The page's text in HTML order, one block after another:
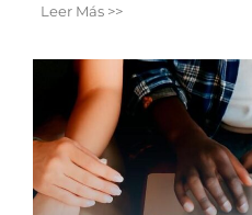
Leer Más >>